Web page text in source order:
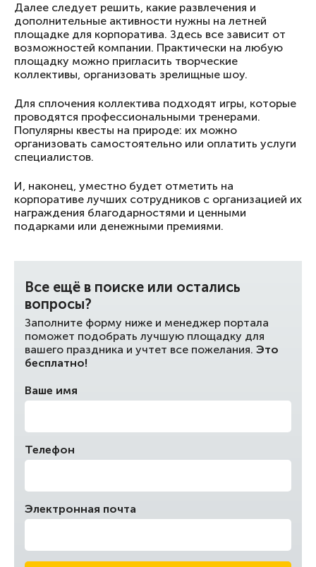
Далее следует решить, какие развлечения и
дополнительные активности нужны на летней
площадке для корпоратива. Здесь все зависит от
возможностей компании. Практически на любую
площадку можно пригласить творческие
коллективы, организовать зрелищные шоу.
Для сплочения коллектива подходят игры, которые
проводятся профессиональными тренерами.
Популярны квесты на природе: их можно
организовать самостоятельно или оплатить услуги
специалистов.
И, наконец, уместно будет отметить на
корпоративе лучших сотрудников с организацией их
награждения благодарностями и ценными
подарками или денежными премиями.
Все ещё в поиске или остались
вопросы?
Заполните форму ниже и менеджер портала
поможет подобрать лучшую площадку для
вашего праздника и учтет все пожелания. Это
бесплатно!
Ваше имя
Телефон
Электронная почта